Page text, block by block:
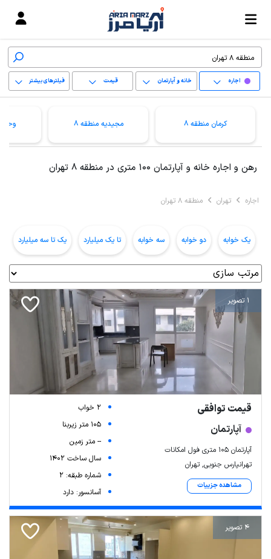
اجاره خانه و آپارتمان قیمت فیلترهای بیشتر
پاک کردن محدوده
کرمان منطقه 8 مجیدیه منطقه 8
رهن و اجاره خانه و آپارتمان 100 متری در منطقه 8 تهران
اجاره تهران منطقه 8 تهران
یک خوابه دو خوابه سه خوابه تا یک میلیارد یک تا سه میلیارد
1 تصویر
قیمت توافقی
آپارتمان
آپارتمان 105 متری فول امکانات
تهرانپارس جنوبی, تهران
مشاهده جزییات
2 خواب
105 متر زیربنا
-- متر زمین
سال ساخت 1402
شماره طبقه: 2
آسانسور: دارد
4 تصویر